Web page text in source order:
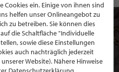
Cookies ein. Einige von ihnen sind
helfen unser Onlineangebot zu
zu betreiben. Sie können dies
die Schaltfläche "Individuelle
sowie diese Einstellungen
auch nachträglich jederzeit
Website). Nähere Hinweise